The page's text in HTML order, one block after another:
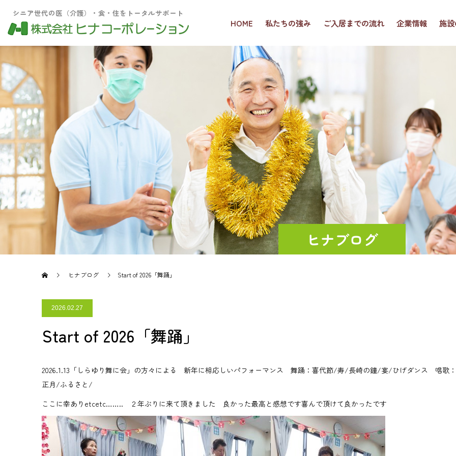
シニア世代の医（介護）・食・住をトータルサポート
HOME 私たちの強み ご入居までの流れ 企業情報 施
ヒナブログ
ヒナブログ Start of 2026「舞踊」
2026.02.27
Start of 2026「舞踊」
2026.1.13「しらゆり舞に会」の方々による 新年に相応しいパフォーマンス 舞踊：喜代節/寿/長崎の鐘/宴/ひげダンス 唱歌
正月/ふるさと/
ここに幸ありetcetc…….. ２年ぶりに来て頂きました 良かった最高と感想です喜んで頂けて良かったです